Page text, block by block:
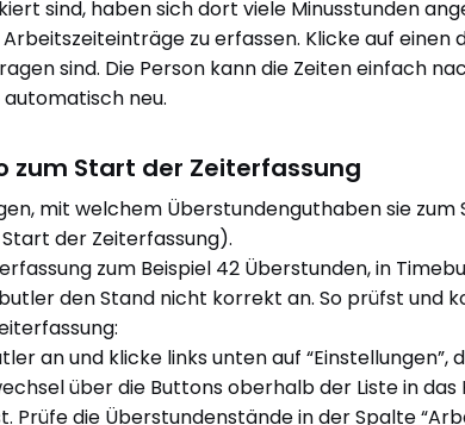
sind, haben sich dort viele Minusstunden
zu erfassen. Klicke auf einen
sind. Die Person kann die Zeiten einfach
neu.
zum Start der Zeiterfassung
mit welchem Überstundenguthaben sie
der Zeiterfassung).
zum Beispiel 42 Überstunden, in
den Stand nicht korrekt an. So prüfst und
an und klicke links unten auf “Einstellungen”,
über die Buttons oberhalb der Liste in
Prüfe die Überstundenstände in der Spalte